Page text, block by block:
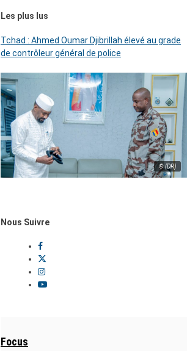
Les plus lus
Tchad : Ahmed Oumar Djibrillah élevé au grade
de contrôleur général de police
© (DR)
Nous Suivre
Focus